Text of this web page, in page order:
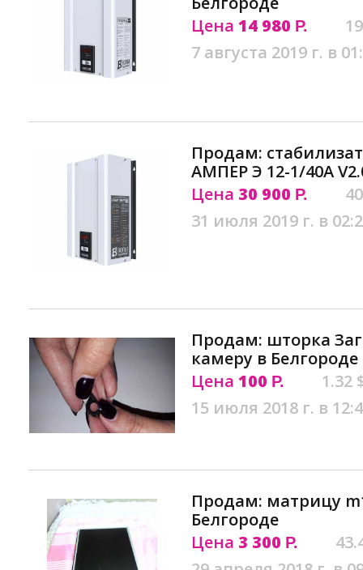
Цена 14 980 Р.
7 августа 2019 г. в
Продам:
АМПЕР Э 12-1/40A
Цена 30 900 Р.
31 июля 2019 г. в
Продам: шторка
камеру в Белгороде
Цена 100 Р.
1.32
15 июля 2018 г. в
Продам: матрицу
Белгороде
Цена 3 300 Р.